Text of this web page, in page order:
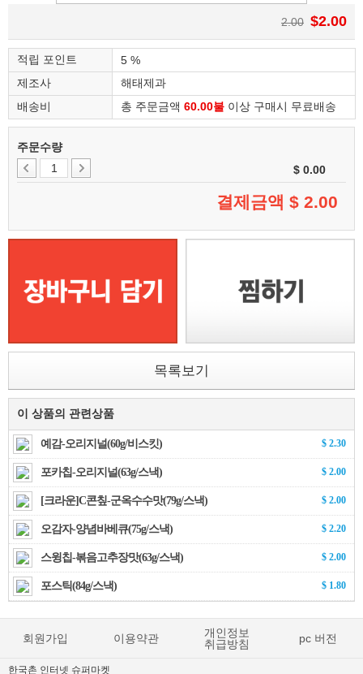
2.00 $2.00
적립 포인트
5 %
제조사
해태제과
배송비
총 주문금액 60.00불 이상 구매시 무료배송
주문수량
$ 0.00
결제금액 $ 2.00
목록보기
이 상품의 관련상품
예감-오리지널(60g/비스킷) $ 2.30
포카칩-오리지널(63g/스낵) $ 2.00
[크라운]C콘칲-군옥수수맛(79g/스낵) $ 2.00
오감자-양념바베큐(75g/스낵) $ 2.20
스윙칩-볶음고추장맛(63g/스낵) $ 2.00
포스틱(84g/스낵) $ 1.80
회원가입 이용약관
개인정보
취급방침
pc 버전
한국촌 인터넷 슈퍼마켓